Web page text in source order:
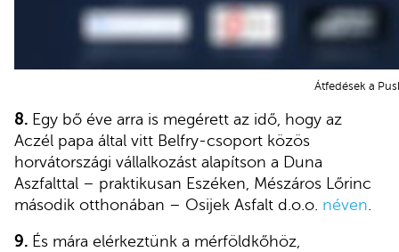
Átfedések a
8. Egy bő éve arra is megérett az idő, hogy az
Aczél papa által vitt Belfry-csoport közös
horvátországi vállalkozást alapítson a Duna
Aszfalttal – praktikusan Eszéken, Mészáros Lőrinc
második otthonában – Osijek Asfalt d.o.o. néven
9. És mára elérkeztünk a mérföldkőhöz,